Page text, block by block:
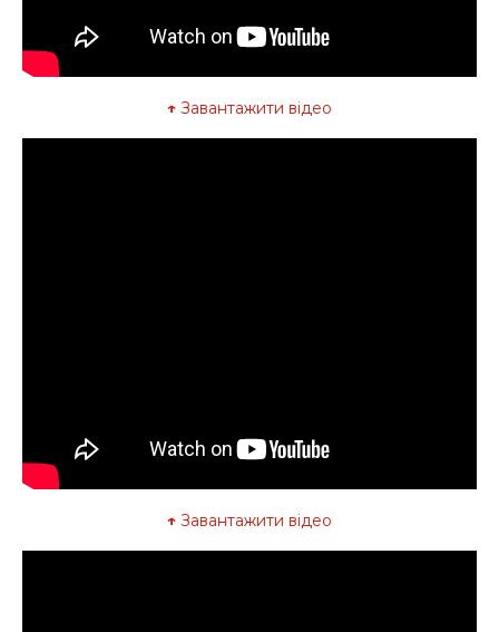
↑ Завантажити відео
↑ Завантажити відео